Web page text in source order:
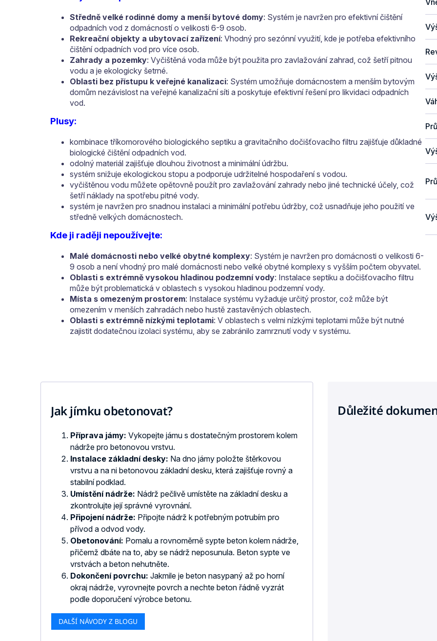
Středně velké rodinné domy a menší bytové domy: Systém je navržen pro efektivní čištění
odpadních vod z domácností o velikosti 6-9 osob.
Rekreační objekty a ubytovací zařízení: Vhodný pro sezónní využití, kde je potřeba efektivního
čištění odpadních vod pro více osob.
Zahrady a pozemky: Vyčištěná voda může být použita pro zavlažování zahrad, což šetří pitnou
vodu a je ekologicky šetrné.
Oblasti bez přístupu k veřejné kanalizaci: Systém umožňuje domácnostem a menším bytovým
domům nezávislost na veřejné kanalizační síti a poskytuje efektivní řešení pro likvidaci odpadních
vod.
Plusy:
kombinace tříkomorového biologického septiku a gravitačního dočišťovacího filtru zajišťuje důkladné
biologické čištění odpadních vod.
odolný materiál zajišťuje dlouhou životnost a minimální údržbu.
systém snižuje ekologickou stopu a podporuje udržitelné hospodaření s vodou.
vyčištěnou vodu můžete opětovně použít pro zavlažování zahrady nebo jiné technické účely, což
šetří náklady na spotřebu pitné vody.
systém je navržen pro snadnou instalaci a minimální potřebu údržby, což usnadňuje jeho použití ve
středně velkých domácnostech.
Kde ji raději nepoužívejte:
Malé domácnosti nebo velké obytné komplexy: Systém je navržen pro domácnosti o velikosti 6-
9 osob a není vhodný pro malé domácnosti nebo velké obytné komplexy s vyšším počtem obyvatel.
Oblasti s extrémně vysokou hladinou podzemní vody: Instalace septiku a dočišťovacího filtru
může být problematická v oblastech s vysokou hladinou podzemní vody.
Místa s omezeným prostorem: Instalace systému vyžaduje určitý prostor, což může být
omezením v menších zahradách nebo hustě zastavěných oblastech.
Oblasti s extrémně nízkými teplotami: V oblastech s velmi nízkými teplotami může být nutné
zajistit dodatečnou izolaci systému, aby se zabránilo zamrznutí vody v systému.
Jak jímku obetonovat?
Příprava jámy: Vykopejte jámu s dostatečným prostorem kolem
nádrže pro betonovou vrstvu.
Instalace základní desky: Na dno jámy položte štěrkovou
vrstvu a na ni betonovou základní desku, která zajišťuje rovný a
stabilní podklad.
Umístění nádrže: Nádrž pečlivě umístěte na základní desku a
zkontrolujte její správné vyrovnání.
Připojení nádrže: Připojte nádrž k potřebným potrubím pro
přívod a odvod vody.
Obetonování: Pomalu a rovnoměrně sypte beton kolem nádrže,
přičemž dbáte na to, aby se nádrž neposunula. Beton sypte ve
vrstvách a beton nehutněte.
Dokončení povrchu: Jakmile je beton nasypaný až po horní
okraj nádrže, vyrovnejte povrch a nechte beton řádně vyzrát
podle doporučení výrobce betonu.
DALŠÍ NÁVODY Z BLOGU
Důležité